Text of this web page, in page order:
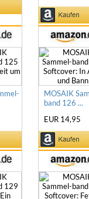
MOSAIK
band 126 ...
EUR 14,95